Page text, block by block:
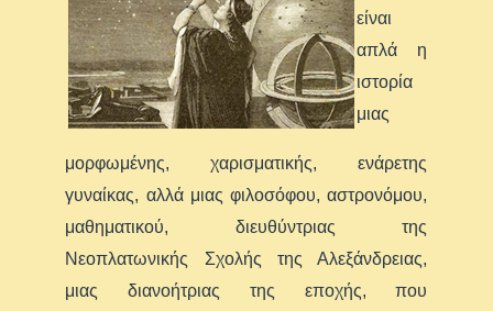
είναι
απλά η
ιστορία
μιας
μορφωμένης, χαρισματικής, ενάρετης
γυναίκας, αλλά μιας φιλοσόφου, αστρονόμου,
μαθηματικού, διευθύντριας της
Νεοπλατωνικής Σχολής της Αλεξάνδρειας,
μιας διανοήτριας της εποχής, που